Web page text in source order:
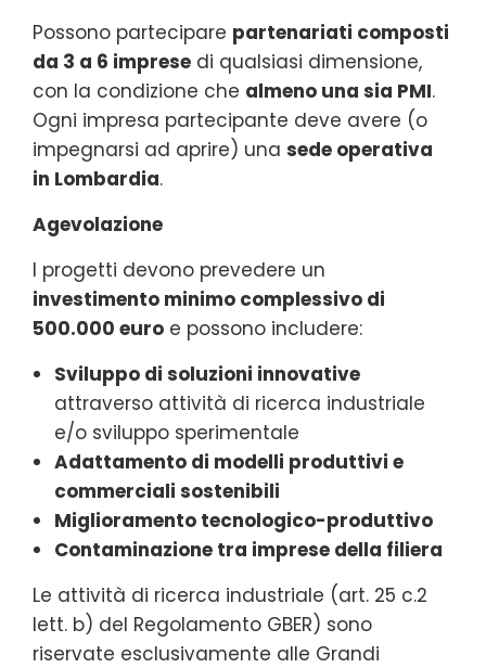
Possono partecipare partenariati composti
da 3 a 6 imprese di qualsiasi dimensione,
con la condizione che almeno una sia PMI.
Ogni impresa partecipante deve avere (o
impegnarsi ad aprire) una sede operativa
in Lombardia.
Agevolazione
I progetti devono prevedere un
investimento minimo complessivo di
500.000 euro e possono includere:
Sviluppo di soluzioni innovative
attraverso attività di ricerca industriale
e/o sviluppo sperimentale
Adattamento di modelli produttivi e
commerciali sostenibili
Miglioramento tecnologico-produttivo
Contaminazione tra imprese della filiera
Le attività di ricerca industriale (art. 25 c.2
lett. b) del Regolamento GBER) sono
riservate esclusivamente alle Grandi